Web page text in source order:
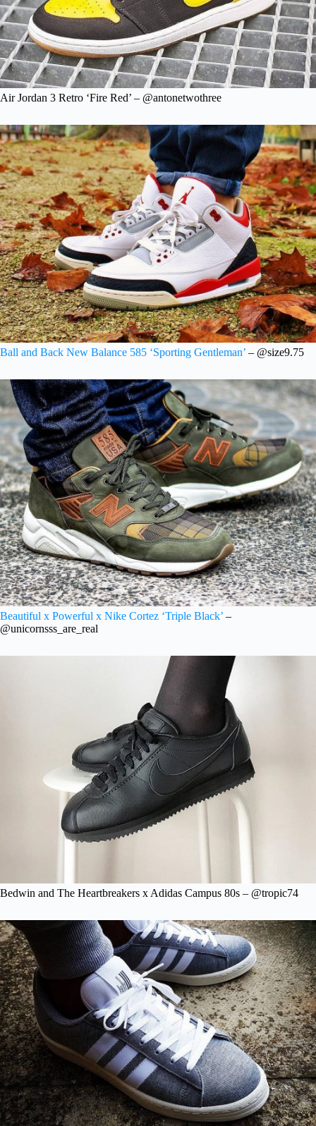
Air Jordan 3 Retro ‘Fire Red’ – @antonetwothree
Ball and Back New Balance 585 ‘Sporting Gentleman’ – @size9.75
Beautiful x Powerful x Nike Cortez ‘Triple Black’ –
@unicornsss_are_real
Bedwin and The Heartbreakers x Adidas Campus 80s – @tropic74